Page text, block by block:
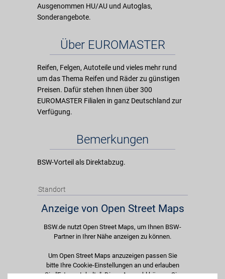
Ausgenommen HU/AU und Autoglas,
Sonderangebote.
Über EUROMASTER
Reifen, Felgen, Autoteile und vieles mehr rund
um das Thema Reifen und Räder zu günstigen
Preisen. Dafür stehen Ihnen über 300
EUROMASTER Filialen in ganz Deutschland zur
Verfügung.
Bemerkungen
BSW-Vorteil als Direktabzug.
Standort
Anzeige von Open Street Maps
BSW.de nutzt Open Street Maps, um Ihnen BSW-
Partner in Ihrer Nähe anzeigen zu können.
Um Open Street Maps anzuzeigen passen Sie
bitte Ihre Cookie-Einstellungen an und erlauben
Sie "Externe Inhalte". Diese Auswahl können Sie